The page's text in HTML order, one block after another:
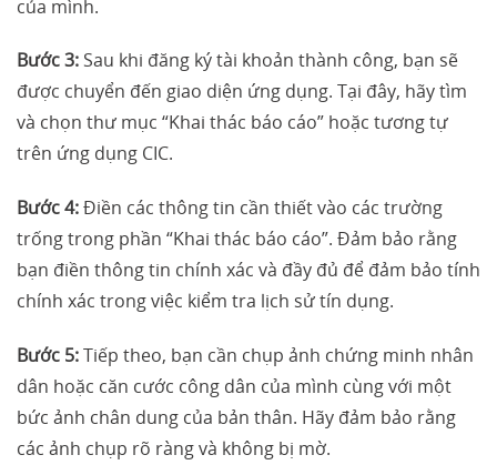
của mình.
Bước 3: Sau khi đăng ký tài khoản thành công, bạn sẽ
được chuyển đến giao diện ứng dụng. Tại đây, hãy tìm
và chọn thư mục “Khai thác báo cáo” hoặc tương tự
trên ứng dụng CIC.
Bước 4:Điền các thông tin cần thiết vào các trường
trống trong phần “Khai thác báo cáo”. Đảm bảo rằng
bạn điền thông tin chính xác và đầy đủ để đảm bảo tính
chính xác trong việc kiểm tra lịch sử tín dụng.
Bước 5:Tiếp theo, bạn cần chụp ảnh chứng minh nhân
dân hoặc căn cước công dân của mình cùng với một
bức ảnh chân dung của bản thân. Hãy đảm bảo rằng
các ảnh chụp rõ ràng và không bị mờ.